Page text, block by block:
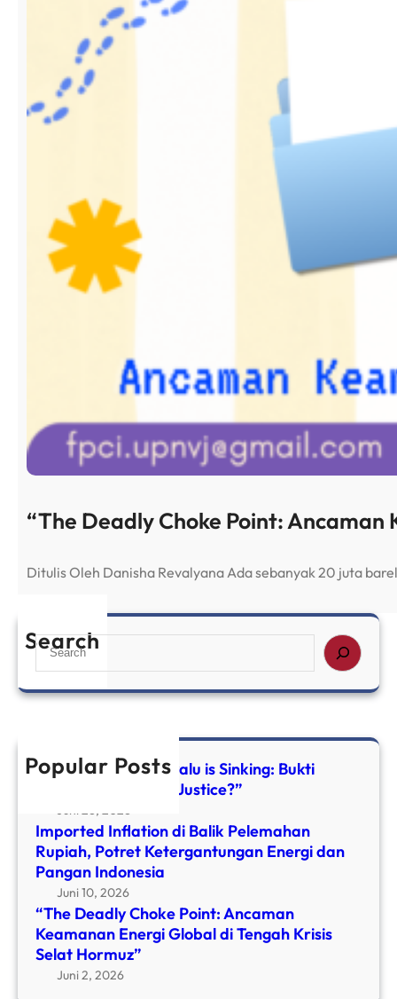
“The Deadly Choke Point:
Ditulis Oleh Danisha Revalyana Ada sebanyak 20 juta
Search
S
a
Popular Posts
“Don’t Look Up, Tuvalu is Sinking: Bukti
Kegagalan Climate Justice?”
Juni 26, 2026
Imported Inflation di Balik Pelemahan
Rupiah, Potret Ketergantungan Energi dan
Pangan Indonesia
Juni 10, 2026
“The Deadly Choke Point: Ancaman
Keamanan Energi Global di Tengah Krisis
Selat Hormuz”
Juni 2, 2026